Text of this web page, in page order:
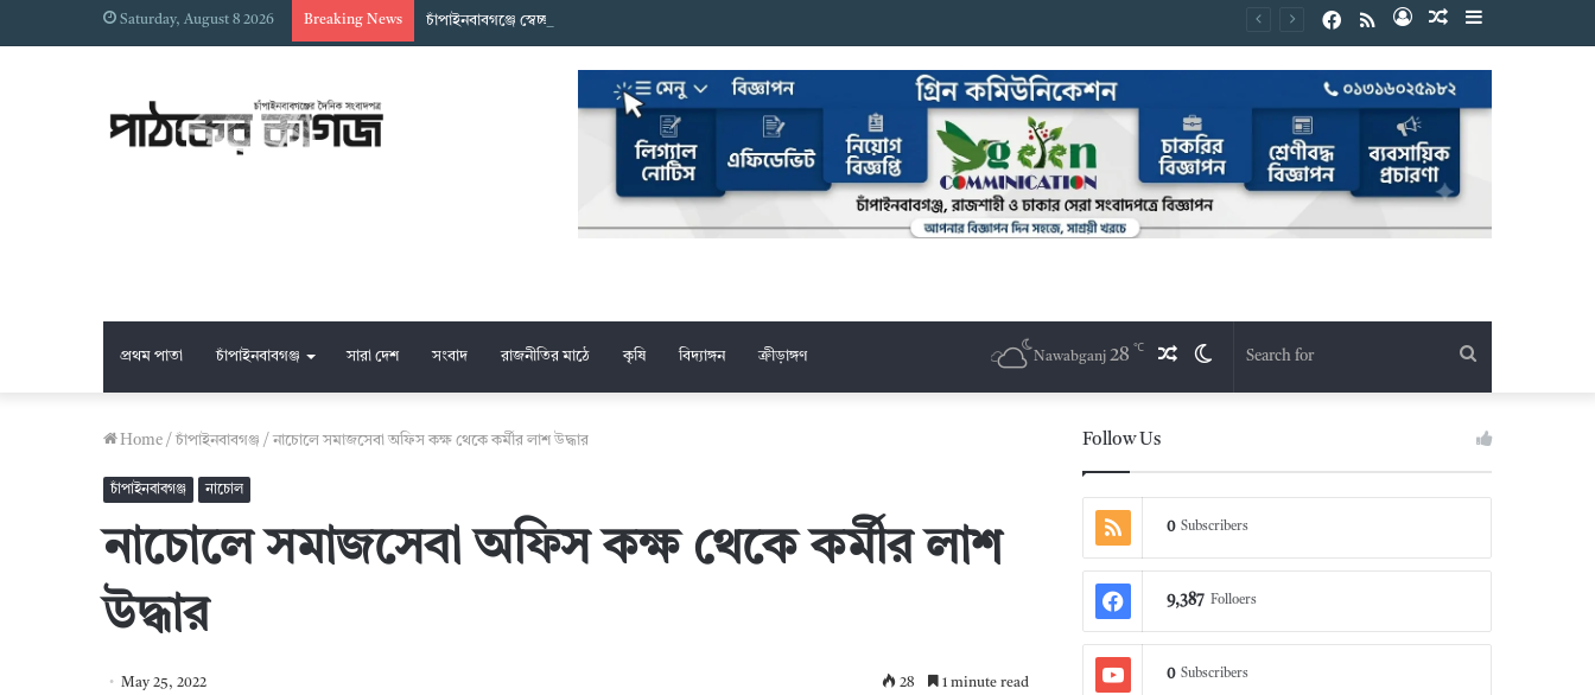
Saturday, August 8 2026 Breaking News চাঁপাইনবাবগঞ্জে স্বেচ্ছাসেবক দলের মশাল মিছিল Sidebar
Random
Log
RSS
Facebook
প্রথম পাতা চাঁপাইনবাবগঞ্জ সারা দেশ সংবাদ রাজনীতির মাঠে কৃষি বিদ্যাঙ্গন ক্রীড়াঙ্গণ Switch
Random
Nawabganj 28 ℃
Home / চাঁপাইনবাবগঞ্জ / নাচোলে সমাজসেবা অফিস কক্ষ থেকে কর্মীর লাশ উদ্ধার
চাঁপাইনবাবগঞ্জ নাচোল
নাচোলে সমাজসেবা অফিস কক্ষ থেকে কর্মীর লাশ
উদ্ধার
May 25, 2022 28 1 minute read
Follow Us
0 Subscribers
9,387 Folloers
0 Subscribers